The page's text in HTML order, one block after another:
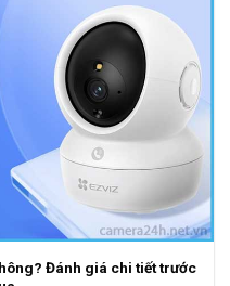
Đánh giá chi tiết trước